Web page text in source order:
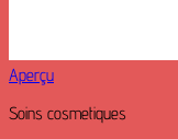
Aperçu
Soins cosmetiques